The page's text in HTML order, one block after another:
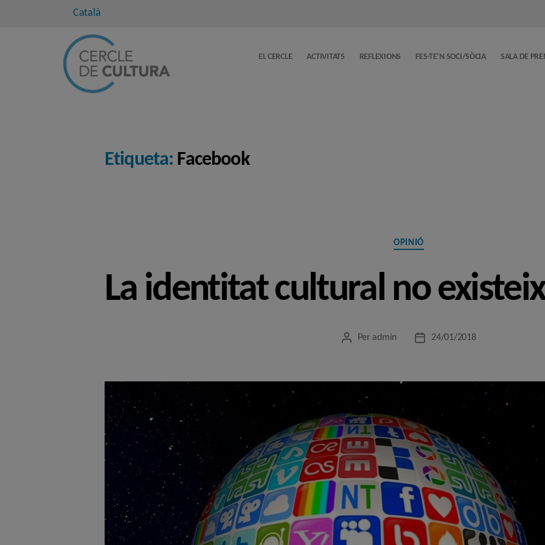
Català
EL CERCLE ACTIVITATS REFLEXIONS FES-TE’N SOCI/SÒCIA SALA DE
Etiqueta: Facebook
Categories
OPINIÓ
La identitat cultural no existeix
Autor
Per admin
Data24/01/2018